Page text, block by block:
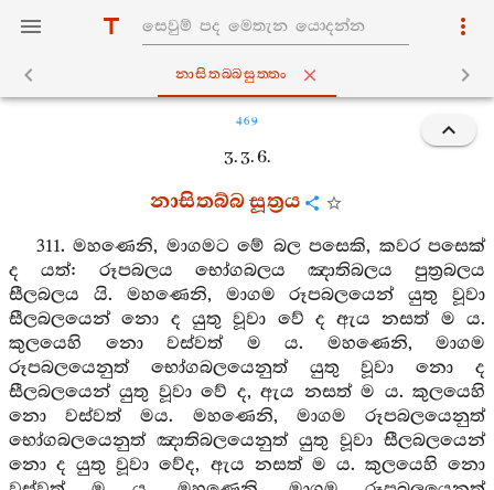
නාසිතබ‍්බසුත‍්තං
469
3. 3. 6.
නාසිතබ්බ සූත්‍රය
311. මහණෙනි, මාගමට මේ බල පසෙකි, කවර පසෙක්
ද යත්: රූපබලය භෝගබලය ඤාතිබලය පුත්‍රබලය
සීලබලය යි. මහණෙනි, මාගම රූපබලයෙන් යුතු වූවා
සීලබලයෙන් නො ද යුතු වූවා වේ ද ඇය නසත් ම ය.
කුලයෙහි නො වස්වත් ම ය. මහණෙනි, මාගම
රූපබලයෙනුත් භෝගබලයෙනුත් යුතු වූවා නො ද
සීලබලයෙන් යුතු වූවා වේ ද, ඇය නසත් ම ය. කුලයෙහි
නො වස්වත් මය. මහණෙනි, මාගම රූපබලයෙනුත්
භෝගබලයෙනුත් ඤාතිබලයෙනුත් යුතු වූවා සීලබලයෙන්
නො ද යුතු වූවා වේද, ඇය නසත් ම ය. කුලයෙහි නො